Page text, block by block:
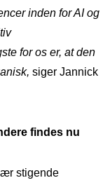
inden for AI og
for os er, at den
siger Jannick
findes nu
stigende